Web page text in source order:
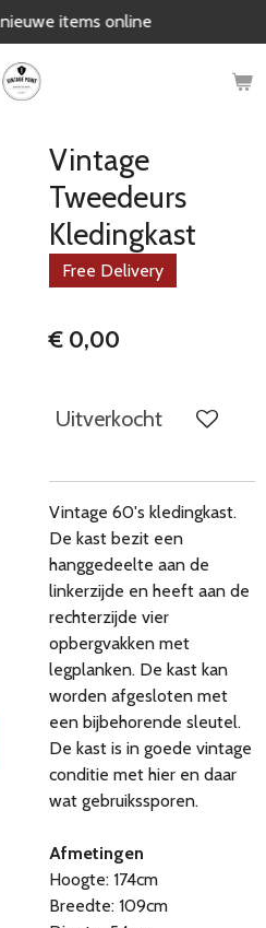
items online
Vintage
Tweedeurs
Kledingkast
Free Delivery
€ 0,00
Uitverkocht
Vintage 60's kledingkast.
De kast bezit een
hanggedeelte aan de
linkerzijde en heeft aan de
rechterzijde vier
opbergvakken met
legplanken. De kast kan
worden afgesloten met
een bijbehorende sleutel.
De kast is in goede vintage
conditie met hier en daar
wat gebruikssporen.
Afmetingen
Hoogte: 174cm
Breedte: 109cm